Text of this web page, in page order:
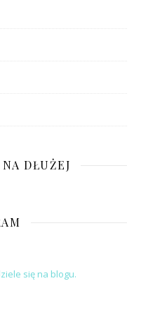
DŁUŻEJ
się na blogu.